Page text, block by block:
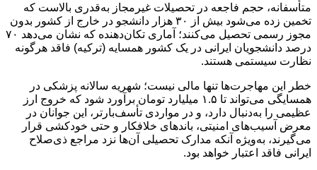
متأسفانه، حجم فاجعه در تحصیلات غیرمجاز به‌قدری بالاست که
تخمین زده می‌شود بیش از ۳۰ هزار دانشجو در خارج از کشور بدون
مجوز رسمی تحصیل می‌کنند؛ آماری تکان‌دهنده که نشان می‌دهد ۷۰
درصد دانشجویان ایرانی در یک کشور همسایه (ترکیه) فاقد هرگونه
نظارت سیستمی هستند.
خطر این مهاجرت‌ها تنها مالی نیست؛ شهریه سالانه پزشکی در
همسایگی می‌تواند تا ۱.۵ میلیارد تومان برآورد شود که خروج ارز
عظیمی را به‌دنبال دارد، و در مواردی تأسف‌بارتر، این جوانان در
معرض آسیب‌های امنیتی، باندهای خلافکار و حتی خودکشی قرار
می‌گیرند، به‌ویژه آنکه مدارک تحصیلی آن‌ها نزد مراجع ذی‌صلاح
ایرانی فاقد اعتبار خواهد بود.